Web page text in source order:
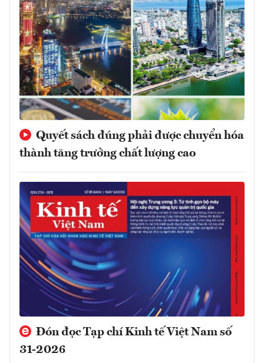
Quyết sách đúng phải được chuyển hóa
thành tăng trưởng chất lượng cao
Đón đọc Tạp chí Kinh tế Việt Nam số
31-2026